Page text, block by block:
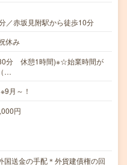
／赤坂見附駅から徒歩10分
休み
分 休憩1時間)※☆始業時間が
…
月～！
円
国送金の手配＊外貨建債権の回